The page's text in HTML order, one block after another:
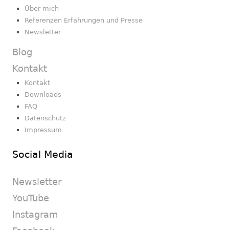
Über mich
Referenzen Erfahrungen und Presse
Newsletter
Blog
Kontakt
Kontakt
Downloads
FAQ
Datenschutz
Impressum
Social Media
Newsletter
YouTube
Instagram